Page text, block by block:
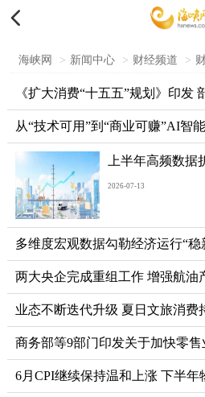

海峡网 > 新闻中心 > 财经频道 >
《扩大消费“十五五”规划》印发
从“技术可用”到“商业可赚”AI智
上半年高频数
2026-07-13
多维度宏观数据勾勒经济运行“稳
两大央企完成重组工作 增强航油
业态不断迭代升级 夏日文旅消费
商务部等9部门印发关于加快零
6月CPI继续保持温和上涨 下半